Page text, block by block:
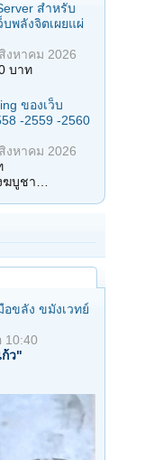
สำหรับ
บพลังจิตเผยแผ่
งหาคม 2026
บาท
ของเว็บ
-2559 -2560
งหาคม 2026
ฆบูชา…
อขลัง ขมังเวทย์
10:40
ว"